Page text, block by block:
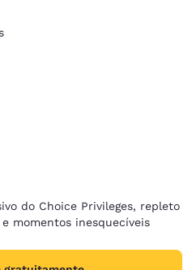
do Choice Privileges, repleto
momentos inesquecíveis